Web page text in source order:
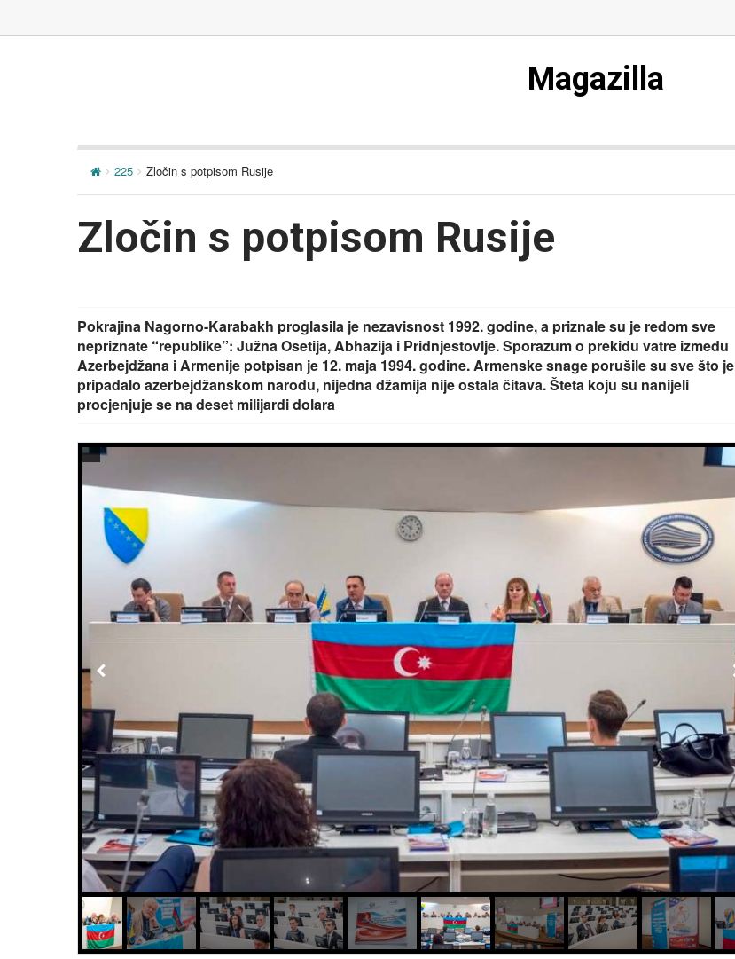
Magazilla
225 Zločin s potpisom Rusije
Zločin s potpisom Rusije
Pokrajina Nagorno-Karabakh proglasila je nezavisnost 1992. godine, a priznale su je redom sve
nepriznate “republike”: Južna Osetija, Abhazija i Pridnjestovlje. Sporazum o prekidu vatre između
Azerbejdžana i Armenije potpisan je 12. maja 1994. godine. Armenske snage porušile su sve što je
pripadalo azerbejdžanskom narodu, nijedna džamija nije ostala čitava. Šteta koju su nanijeli
procjenjuje se na deset milijardi dolara